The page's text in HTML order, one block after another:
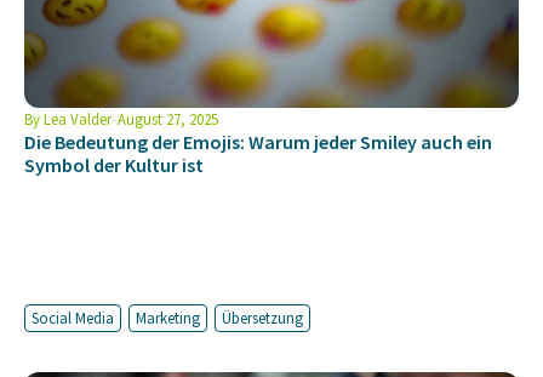
ByLea Valder August 27, 2025
Die Bedeutung der Emojis: Warum jeder Smiley auch ein
Symbol der Kultur ist
Social Media Marketing Übersetzung